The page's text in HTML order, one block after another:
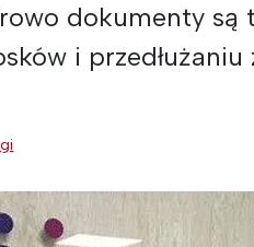
dokumenty są
i